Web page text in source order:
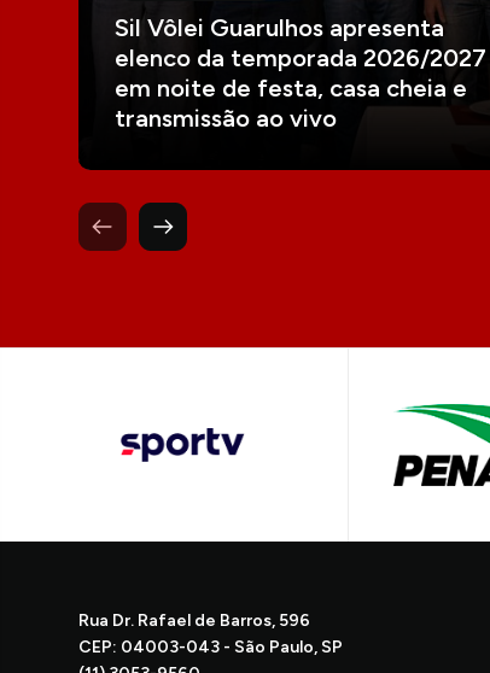
Sil Vôlei Guarulhos apresenta
elenco da temporada 2026/2027
em noite de festa, casa cheia e
transmissão ao vivo
Rua Dr. Rafael de Barros, 596
CEP: 04003-043 - São Paulo, SP